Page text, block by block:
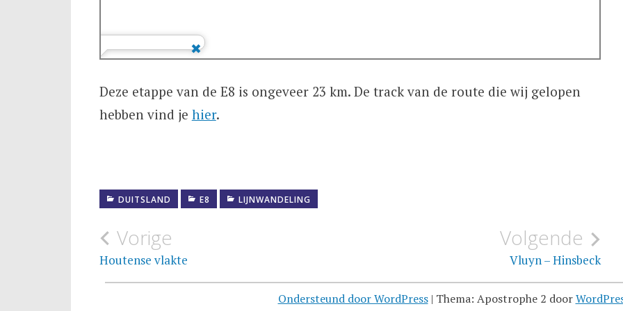
Deze etappe van de E8 is ongeveer 23 km. De track van de route die wij gelopen
hebben vind je hier.
DUITSLAND E8 LIJNWANDELING
Bericht
navigatie
Vorige
Houtense vlakte
Volgende
Vluyn – Hinsbeck
Ondersteund door WordPress | Thema: Apostrophe 2 door